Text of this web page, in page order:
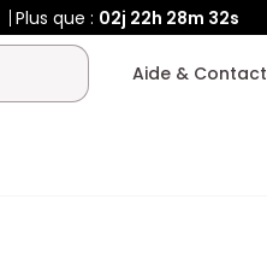
Plus que :02j 22h 28m 31s
Aide & Contact